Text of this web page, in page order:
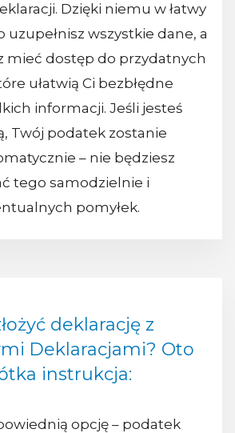
Dzięki niemu w łatwy
uzupełnisz wszystkie dane, a
mieć dostęp do przydatnych
ułatwią Ci bezbłędne
informacji. Jeśli jesteś
Twój podatek zostanie
– nie będziesz
tego samodzielnie i
pomyłek.
deklarację z
Deklaracjami? Oto
instrukcja:
opcję – podatek